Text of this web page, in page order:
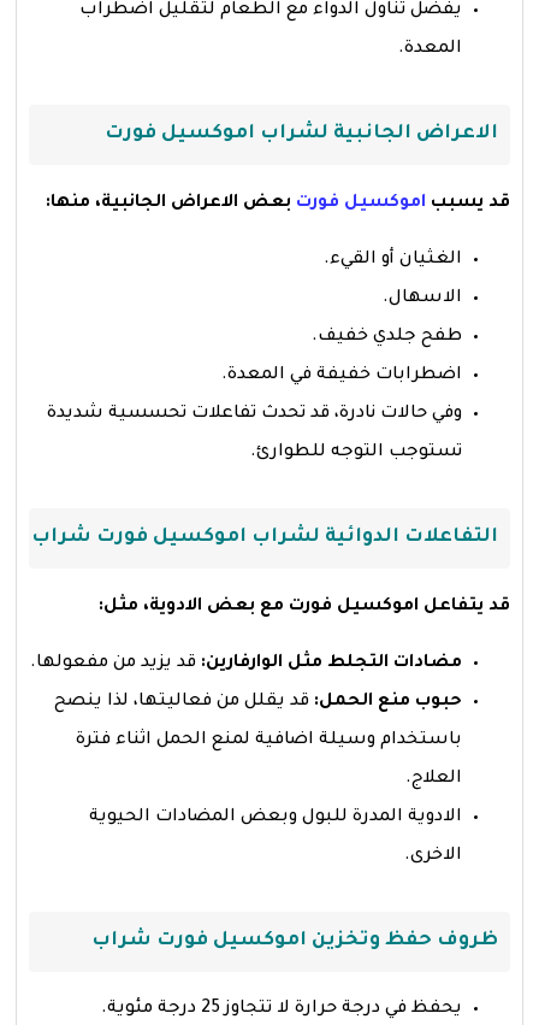
يفضل تناول الدواء مع الطعام لتقليل اضطراب
المعدة.
الاعراض الجانبية لشراب اموكسيل فورت
قد يسبب اموكسيل فورت بعض الاعراض الجانبية، منها:
الغثيان أو القيء.
الاسهال.
طفح جلدي خفيف.
اضطرابات خفيفة في المعدة.
وفي حالات نادرة، قد تحدث تفاعلات تحسسية شديدة
تستوجب التوجه للطوارئ.
التفاعلات الدوائية لشراب اموكسيل فورت شراب
قد يتفاعل اموكسيل فورت مع بعض الادوية، مثل:
مضادات التجلط مثل الوارفارين: قد يزيد من مفعولها.
حبوب منع الحمل: قد يقلل من فعاليتها، لذا ينصح
باستخدام وسيلة اضافية لمنع الحمل اثناء فترة
العلاج.
الادوية المدرة للبول وبعض المضادات الحيوية
الاخرى.
ظروف حفظ وتخزين اموكسيل فورت شراب
يحفظ في درجة حرارة لا تتجاوز 25 درجة مئوية.